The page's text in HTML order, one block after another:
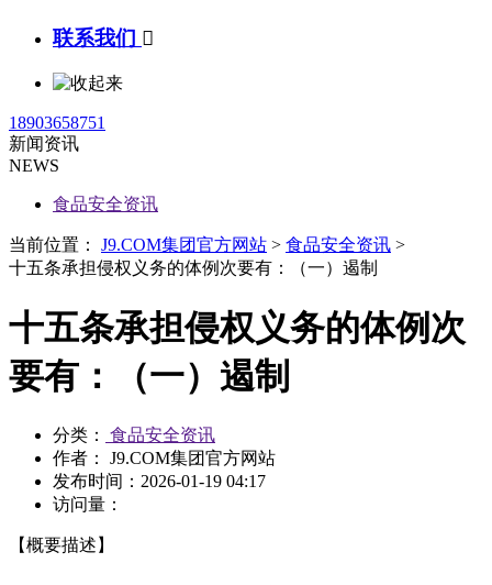
联系我们 
18903658751
新闻资讯
NEWS
食品安全资讯
当前位置： J9.COM集团官方网站 > 食品安全资讯 >
十五条承担侵权义务的体例次要有：（一）遏制
十五条承担侵权义务的体例次
要有：（一）遏制
分类：
食品安全资讯
作者： J9.COM集团官方网站
发布时间： 2026-01-19 04:17
访问量：
【概要描述】